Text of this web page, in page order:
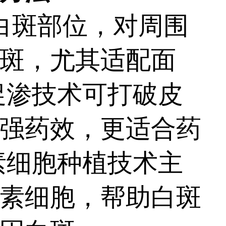
部位，对周围
，尤其适配面
技术可打破皮
药效，更适合药
胞种植技术主
细胞，帮助白斑